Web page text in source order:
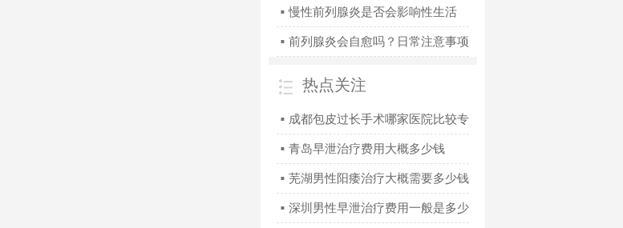
■ 慢性前列腺炎是否会影响性生活
■ 前列腺炎会自愈吗？日常注意事项
热点关注
■ 成都包皮过长手术哪家医院比较专
业
■ 青岛早泄治疗费用大概多少钱
■ 芜湖男性阳痿治疗大概需要多少钱
■ 深圳男性早泄治疗费用一般是多少